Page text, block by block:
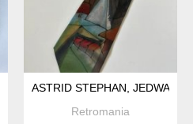
BIUSTONOSZ BEZ FISZBIN UK 40E
ASTRID STEPHAN,
Retromania